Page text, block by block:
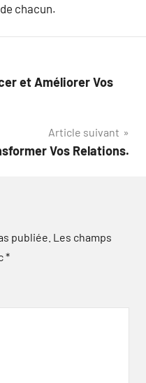
chacun.
et Améliorer Vos
Article suivant
Vos Relations.
publiée. Les champs
*